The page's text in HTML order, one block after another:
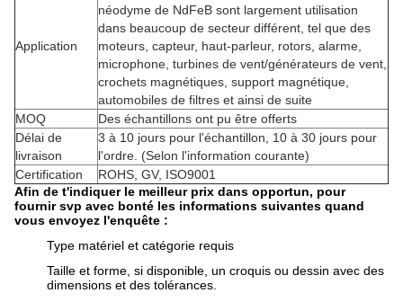
Application
néodyme de NdFeB sont largement utilisation
dans beaucoup de secteur différent, tel que des
moteurs, capteur, haut-parleur, rotors, alarme,
microphone, turbines de vent/générateurs de vent,
crochets magnétiques, support magnétique,
automobiles de filtres et ainsi de suite
MOQ
Des échantillons ont pu être offerts
Délai de
livraison
3 à 10 jours pour l'échantillon, 10 à 30 jours pour
l'ordre. (Selon l'information courante)
Certification
ROHS, GV, ISO9001
Afin de t'indiquer le meilleur prix dans opportun, pour
fournir svp avec bonté les informations suivantes quand
vous envoyez l'enquête :
Type matériel et catégorie requis
Taille et forme, si disponible, un croquis ou dessin avec des
dimensions et des tolérances.